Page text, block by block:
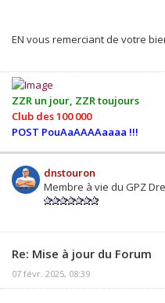
EN vous remerciant de votre
ZZR un jour, ZZR toujours
Club des 100 000
POST PouAaAAAAaaaa !!!
dnstouron
Membre à vie du GPZ
Re: Mise à jour du Forum
07 févr. 2025, 08:39